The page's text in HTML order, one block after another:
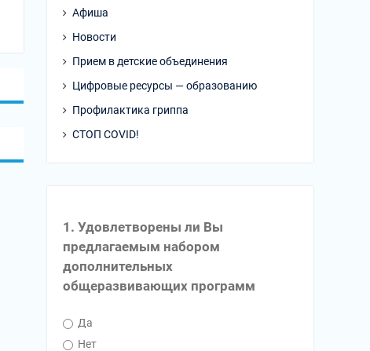
Афиша
Новости
Прием в детские объединения
Цифровые ресурсы — образованию
Профилактика гриппа
СТОП COVID!
1. Удовлетворены ли Вы
предлагаемым набором
дополнительных
общеразвивающих программ
Да
Нет